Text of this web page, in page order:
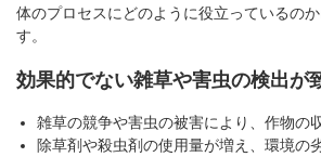
体のプロセスにどのように役立っているの
す。
効果的でない雑草や害虫の検出が
雑草の競争や害虫の被害により、作物の
除草剤や殺虫剤の使用量が増え、環境の